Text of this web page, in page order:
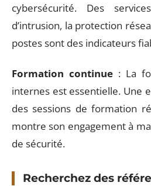
cybersécurité. Des
d’intrusion, la protection
postes sont des indicateurs
Formation continue : La
internes est essentielle. Une
des sessions de formation
montre son engagement à
de sécurité.
Recherchez des